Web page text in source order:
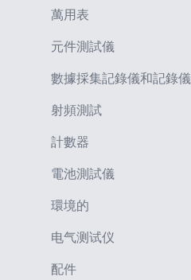
萬用表
元件測試儀
數據採集記錄儀和記錄儀
射頻測試
計數器
電池測試儀
環境的
电气测试仪
配件